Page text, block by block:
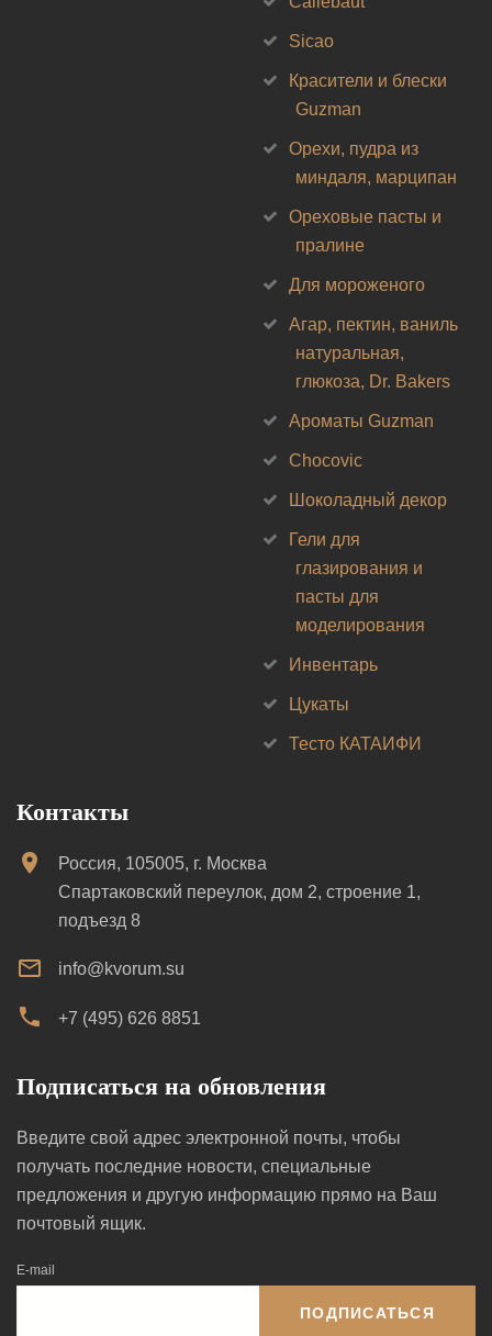
Sicao
Красители и блески
Guzman
Орехи, пудра из
миндаля, марципан
Ореховые пасты и
пралине
Для мороженого
Агар, пектин, ваниль
натуральная,
глюкоза, Dr. Bakers
Ароматы Guzman
Chocovic
Шоколадный декор
Гели для
глазирования и
пасты для
моделирования
Инвентарь
Цукаты
Тесто КАТАИФИ
Контакты
Россия, 105005, г. Москва
Спартаковский переулок, дом 2, строение 1,
подъезд 8
info@kvorum.su
+7 (495) 626 8851
Подписаться на обновления
Введите свой адрес электронной почты, чтобы
получать последние новости, специальные
предложения и другую информацию прямо на Ваш
почтовый ящик.
E-mail
ПОДПИСАТЬСЯ